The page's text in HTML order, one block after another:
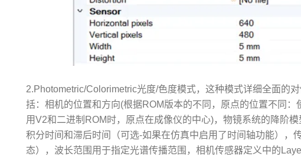
2.Photometric/Colorimetric光度/色度模式，这种模式详细全面的
括：相机的位置和方向(根据ROM版本的不同，原点的位置不同
用V2和二进制ROM时，原点在成像仪的中心)，物镜系统的降阶
积分时间和滞后时间（可选-如果在仿真中启用了时间轴功能），
态），波长范围用于指定光谱传播范围，相机传感器定义中的